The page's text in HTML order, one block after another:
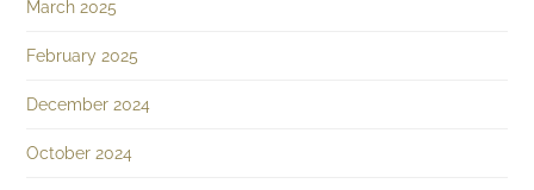
March 2025
February 2025
December 2024
October 2024